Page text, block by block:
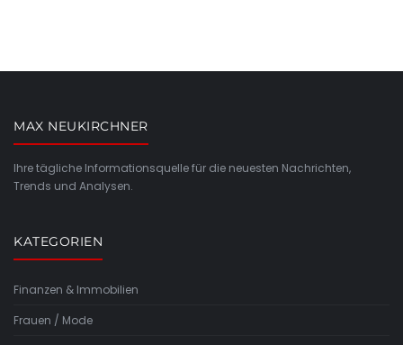
MAX NEUKIRCHNER
Ihre tägliche Informationsquelle für die neuesten Nachrichten,
Trends und Analysen.
KATEGORIEN
Finanzen & Immobilien
Frauen / Mode